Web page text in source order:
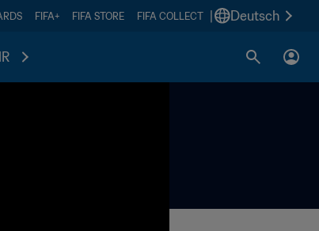
FIFA+ FIFA STORE FIFA COLLECT Deutsch